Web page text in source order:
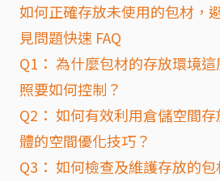
如何正確存放未使用的包材，
見問題快速 FAQ
Q1： 為什麼包材的存放環境
照要如何控制？
Q2： 如何有效利用倉儲空間
體的空間優化技巧？
Q3： 如何檢查及維護存放的